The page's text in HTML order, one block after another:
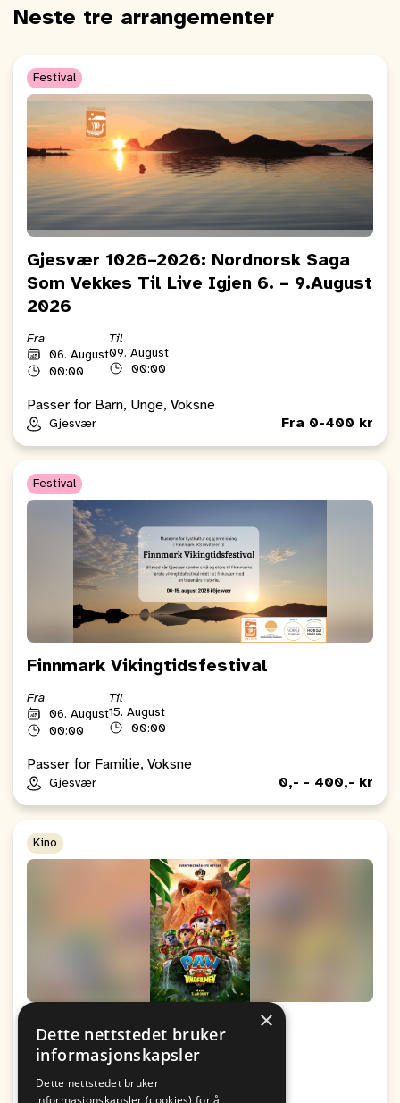
Neste tre arrangementer
Festival
Gjesvær 1026–2026: Nordnorsk Saga
Som Vekkes Til Live Igjen 6. – 9.August
2026
Fra
06. August
00:00
Til
09. August
00:00
Passer for Barn, Unge, Voksne
Gjesvær Fra 0-400 kr
Festival
Finnmark Vikingtidsfestival
Fra
06. August
00:00
Til
15. August
00:00
Passer for Familie, Voksne
Gjesvær 0,- - 400,- kr
Kino
Kino: Paw Patrol: Dinofilmen
Fra
17:00
Til
19:00
×
Dette nettstedet bruker
informasjonskapsler
Dette nettstedet bruker
informasjonskapsler (cookies) for å